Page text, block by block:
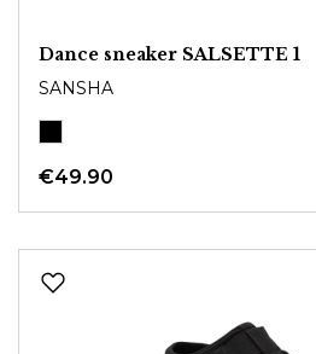
Dance sneaker SALSETTE 1
SANSHA
€49.90